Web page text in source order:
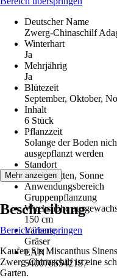
Deutscher Name
Zwerg-Chinaschilf
Winterhart
Ja
Mehrjährig
Ja
Blütezeit
September, Oktober,
Inhalt
6 Stück
Pflanzzeit
Solange der Boden
ausgepflanzt werden
Standort
Halbschatten, Sonne
Anwendungsbereich
Gruppenpflanzung
Wuchshöhe
150 cm
Variante
Gräser
EAN
5400785542187
Mehr anzeigen
Beschreibung
Bereich überspringen
Kaufen Sie Miscanthus
Zwerg-Chinaschilf ist eine
Garten.